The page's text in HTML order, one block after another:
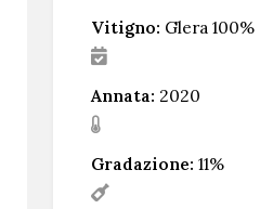
Vitigno: Glera 100%
Annata: 2020
Gradazione: 11%